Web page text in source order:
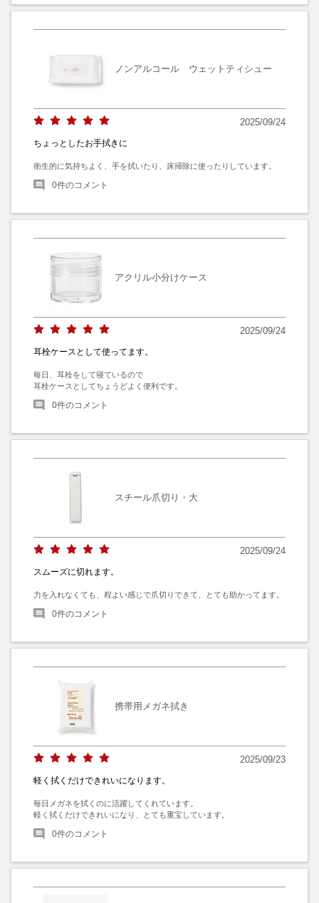
ノンアルコール ウェットティシュー
2025/09/24
ちょっとしたお手拭きに
衛生的に気持ちよく、手を拭いたり、床掃除に使ったりしています。
0件のコメント
アクリル小分けケース
2025/09/24
耳栓ケースとして使ってます。
毎日、耳栓をして寝ているので
耳栓ケースとしてちょうどよく便利です。
0件のコメント
スチール爪切り・大
2025/09/24
スムーズに切れます。
力を入れなくても、程よい感じで爪切りできて、とても助かってます。
0件のコメント
携帯用メガネ拭き
2025/09/23
軽く拭くだけできれいになります。
毎日メガネを拭くのに活躍してくれています。
軽く拭くだけできれいになり、とても重宝しています。
0件のコメント